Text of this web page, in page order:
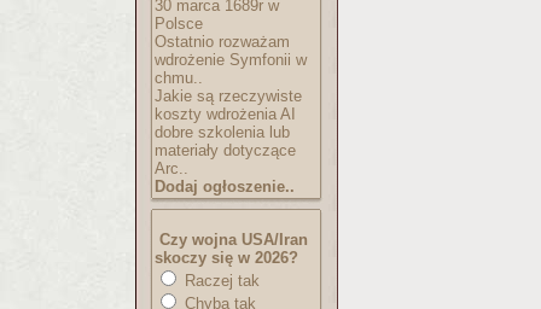
30 marca 1689r w
Polsce
Ostatnio rozważam
wdrożenie Symfonii w
chmu..
Jakie są rzeczywiste
koszty wdrożenia AI
dobre szkolenia lub
materiały dotyczące
Arc..
Dodaj ogłoszenie..
Czy wojna USA/Iran
skoczy się w 2026?
Raczej tak
Chyba tak